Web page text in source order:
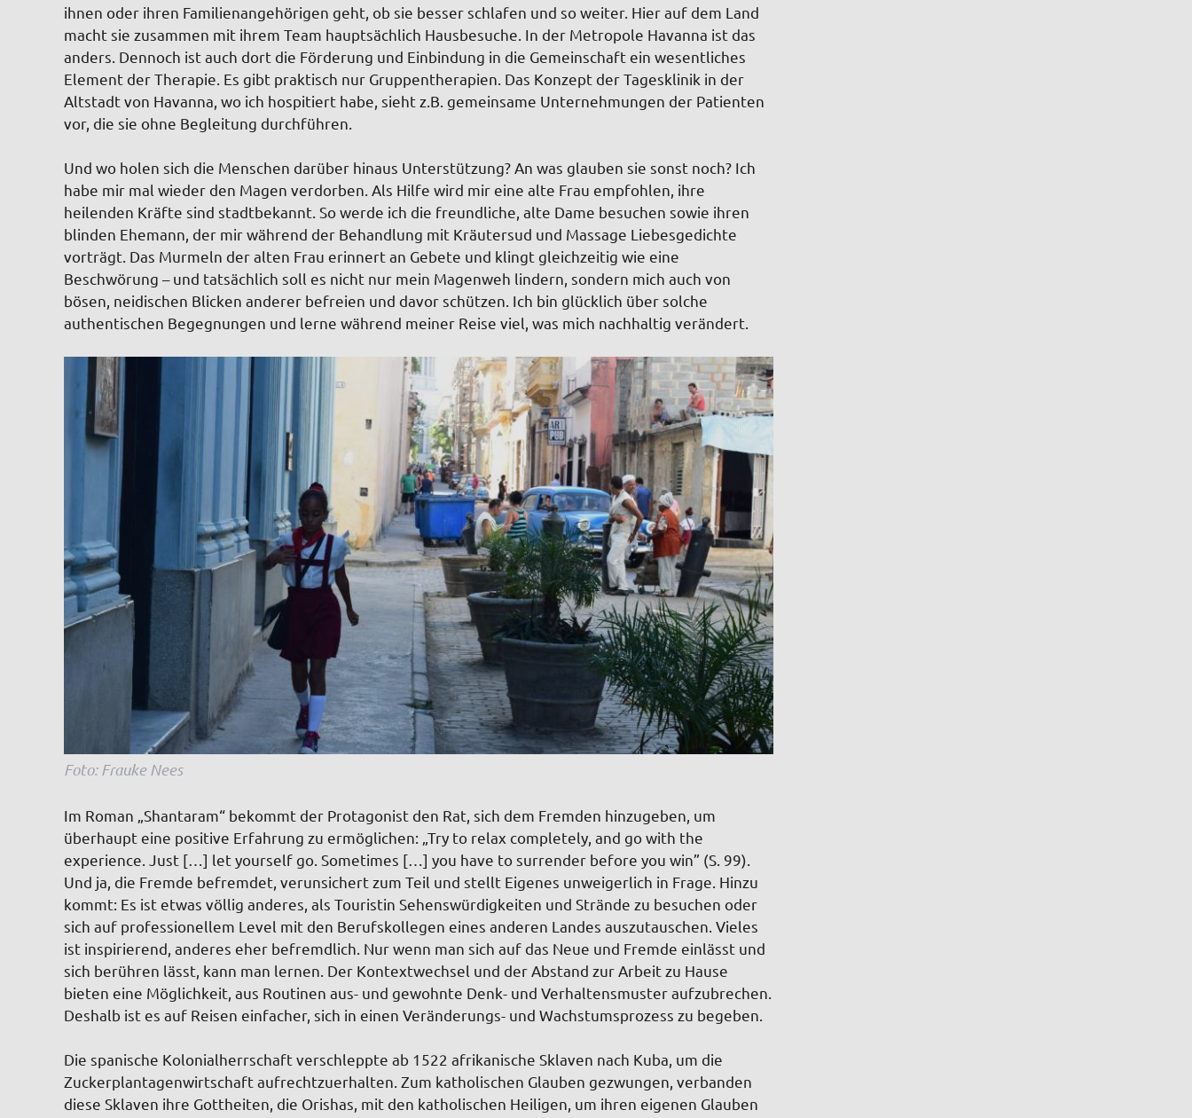
ihnen oder ihren Familienangehörigen geht, ob sie besser schlafen und so weiter. Hier auf dem Land
macht sie zusammen mit ihrem Team hauptsächlich Hausbesuche. In der Metropole Havanna ist das
anders. Dennoch ist auch dort die Förderung und Einbindung in die Gemeinschaft ein wesentliches
Element der Therapie. Es gibt praktisch nur Gruppentherapien. Das Konzept der Tagesklinik in der
Altstadt von Havanna, wo ich hospitiert habe, sieht z.B. gemeinsame Unternehmungen der Patienten
vor, die sie ohne Begleitung durchführen.
Und wo holen sich die Menschen darüber hinaus Unterstützung? An was glauben sie sonst noch? Ich
habe mir mal wieder den Magen verdorben. Als Hilfe wird mir eine alte Frau empfohlen, ihre
heilenden Kräfte sind stadtbekannt. So werde ich die freundliche, alte Dame besuchen sowie ihren
blinden Ehemann, der mir während der Behandlung mit Kräutersud und Massage Liebesgedichte
vorträgt. Das Murmeln der alten Frau erinnert an Gebete und klingt gleichzeitig wie eine
Beschwörung – und tatsächlich soll es nicht nur mein Magenweh lindern, sondern mich auch von
bösen, neidischen Blicken anderer befreien und davor schützen. Ich bin glücklich über solche
authentischen Begegnungen und lerne während meiner Reise viel, was mich nachhaltig verändert.
Foto: Frauke Nees
Im Roman „Shantaram“ bekommt der Protagonist den Rat, sich dem Fremden hinzugeben, um
überhaupt eine positive Erfahrung zu ermöglichen: „Try to relax completely, and go with the
experience. Just […] let yourself go. Sometimes […] you have to surrender before you win” (S. 99).
Und ja, die Fremde befremdet, verunsichert zum Teil und stellt Eigenes unweigerlich in Frage. Hinzu
kommt: Es ist etwas völlig anderes, als Touristin Sehenswürdigkeiten und Strände zu besuchen oder
sich auf professionellem Level mit den Berufskollegen eines anderen Landes auszutauschen. Vieles
ist inspirierend, anderes eher befremdlich. Nur wenn man sich auf das Neue und Fremde einlässt und
sich berühren lässt, kann man lernen. Der Kontextwechsel und der Abstand zur Arbeit zu Hause
bieten eine Möglichkeit, aus Routinen aus- und gewohnte Denk- und Verhaltensmuster aufzubrechen.
Deshalb ist es auf Reisen einfacher, sich in einen Veränderungs- und Wachstumsprozess zu begeben.
Die spanische Kolonialherrschaft verschleppte ab 1522 afrikanische Sklaven nach Kuba, um die
Zuckerplantagenwirtschaft aufrechtzuerhalten. Zum katholischen Glauben gezwungen, verbanden
diese Sklaven ihre Gottheiten, die Orishas, mit den katholischen Heiligen, um ihren eigenen Glauben